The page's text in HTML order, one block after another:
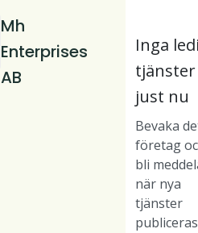
Mh
Enterprises
AB
Inga
tjänster
just nu
Bevaka
företag
bli
när nya
tjänster